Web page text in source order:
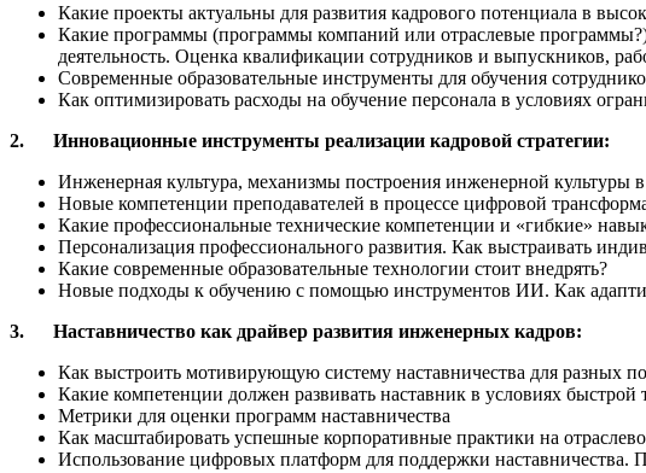
Какие проекты актуальны для развития кадрового потенциала в
Какие программы (программы компаний или отраслевые
деятельность. Оценка квалификации сотрудников и выпускников,
Современные образовательные инструменты для обучения
Как оптимизировать расходы на обучение персонала в условиях
2. Инновационные инструменты реализации кадровой стратегии:
Инженерная культура, механизмы построения инженерной культуры
Новые компетенции преподавателей в процессе цифровой
Какие профессиональные технические компетенции и «гибкие»
Персонализация профессионального развития. Как выстраивать
Какие современные образовательные технологии стоит внедрять?
Новые подходы к обучению с помощью инструментов ИИ. Как
3. Наставничество как драйвер развития инженерных кадров:
Как выстроить мотивирующую систему наставничества для разных
Какие компетенции должен развивать наставник в условиях быстрой
Метрики для оценки программ наставничества
Как масштабировать успешные корпоративные практики на
Использование цифровых платформ для поддержки